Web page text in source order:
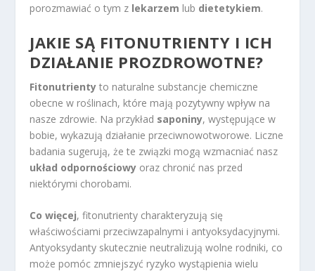
porozmawiać o tym z lekarzem lub dietetykiem.
JAKIE SĄ FITONUTRIENTY I ICH
DZIAŁANIE PROZDROWOTNE?
Fitonutrienty to naturalne substancje chemiczne
obecne w roślinach, które mają pozytywny wpływ na
nasze zdrowie. Na przykład saponiny, występujące w
bobie, wykazują działanie przeciwnowotworowe. Liczne
badania sugerują, że te związki mogą wzmacniać nasz
układ odpornościowy oraz chronić nas przed
niektórymi chorobami.
Co więcej, fitonutrienty charakteryzują się
właściwościami przeciwzapalnymi i antyoksydacyjnymi.
Antyoksydanty skutecznie neutralizują wolne rodniki, co
może pomóc zmniejszyć ryzyko wystąpienia wielu